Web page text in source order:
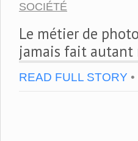
SOCIÉTÉ
Le métier de
jamais fait autant
READ FULL STORY •